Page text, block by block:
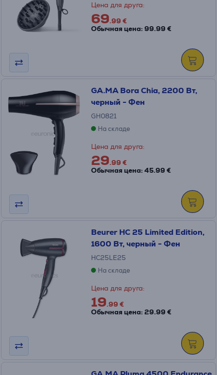
Цена для друга:
69.99 €
Обычная цена: 99.99 €
GA.MA Bora Chia, 2200 Вт,
черный - Фен
GH0821
На складе
Цена для друга:
29.99 €
Обычная цена: 45.99 €
Beurer HC 25 Limited Edition,
1600 Вт, черный - Фен
HC25LE25
На складе
Цена для друга:
19.99 €
Обычная цена: 29.99 €